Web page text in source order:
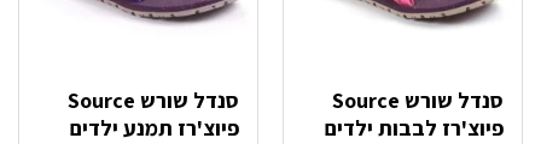
סנדל שורש Source
פיוצ'רז לבבות ילדים
סנדל שורש Source
פיוצ'רז תמנע ילדים